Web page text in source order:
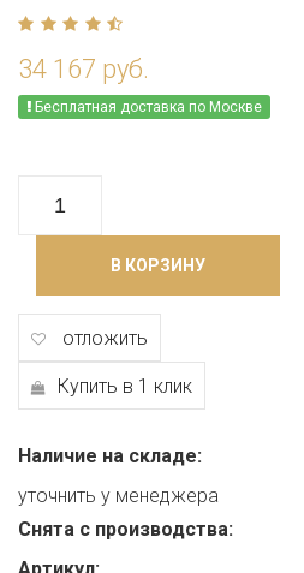
34 167 руб.
Бесплатная доставка по Москве
В КОРЗИНУ
отложить
Купить в 1 клик
Наличие на складе:
уточнить у менеджера
Снята с производства: